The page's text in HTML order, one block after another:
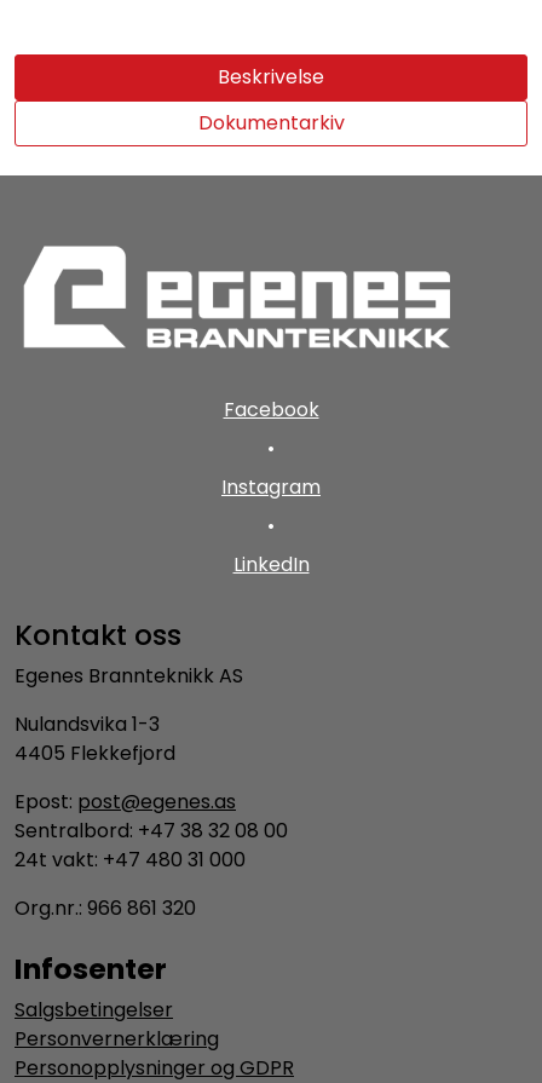
Beskrivelse
Dokumentarkiv
Facebook
•
Instagram
•
LinkedIn
Kontakt oss
Egenes Brannteknikk AS
Nulandsvika 1-3
4405 Flekkefjord
Epost: post@egenes.as
Sentralbord: +47 38 32 08 00
24t vakt: +47 480 31 000
Org.nr.: 966 861 320
Infosenter
Salgsbetingelser
Personvernerklæring
Personopplysninger og GDPR